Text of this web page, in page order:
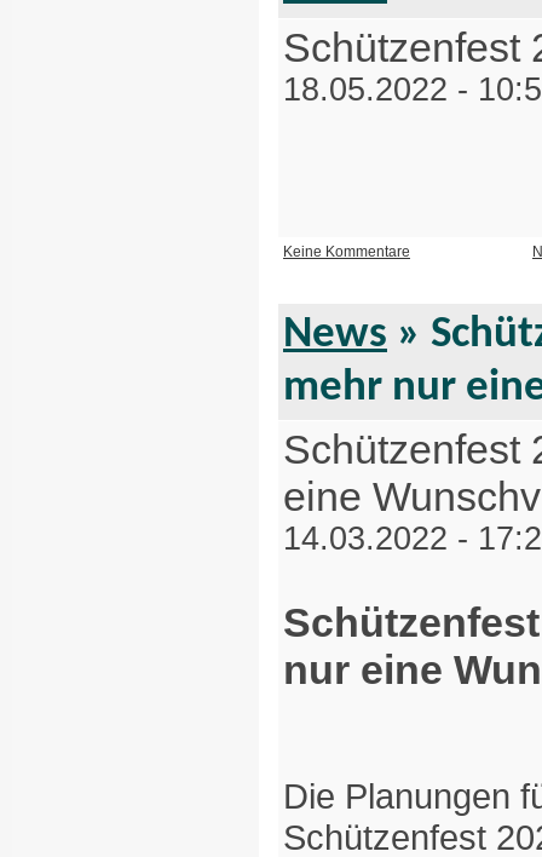
Schützenfest
18.05.2022 -
Keine Kommentare
News »
mehr nur
Schützenfest
eine
14.03.2022 -
nur eine
Die Planungen
Schützenfest